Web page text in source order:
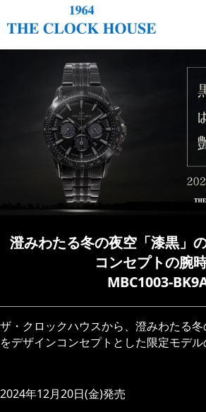
THE CLOCK HOUSE オリジナ
修理・電池交換
店舗リスト
澄みわたる冬の夜空「漆黒」
コンセプトの腕
MBC1003-
ザ・クロックハウスから、澄みわたる
をデザインコンセプトとした限定モデル
2024年12月20日(金)発売